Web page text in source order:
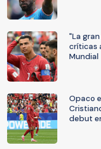
"La
críticas
Mundial
Opaco
debut